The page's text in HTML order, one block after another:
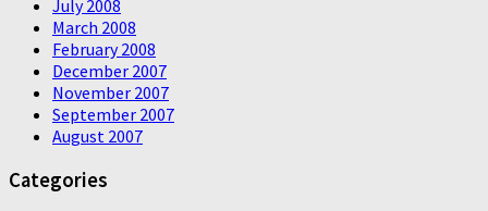
July 2008
March 2008
February 2008
December 2007
November 2007
September 2007
August 2007
Categories